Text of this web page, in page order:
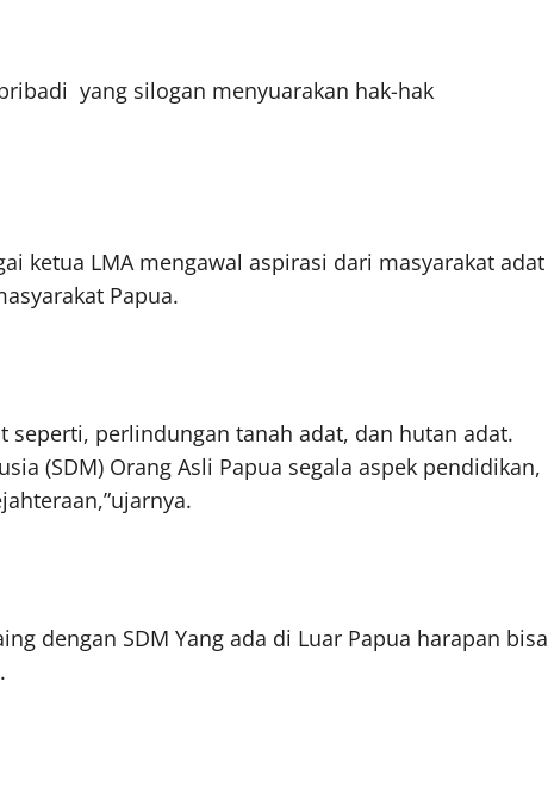
yang silogan menyuarakan hak-hak
ketua LMA mengawal aspirasi dari masyarakat adat
Papua.
seperti, perlindungan tanah adat, dan hutan adat.
(SDM) Orang Asli Papua segala aspek pendidikan,
dengan SDM Yang ada di Luar Papua harapan bisa